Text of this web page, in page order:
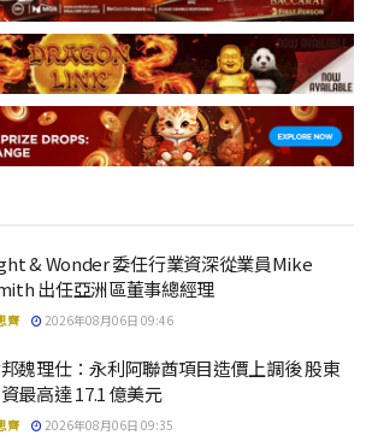
& Wonder 委任行業資深從業員Mike
出任亞洲區董事總經理
齊 2026年08月06日 09:46
魏理仕：永利阿聯酋項目造價上調後 股東
最高達 17.1 億美元
齊 2026年08月06日 09:35